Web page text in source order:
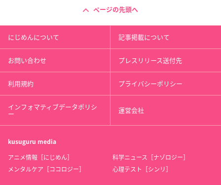
ページの先頭へ
にじめんについて 記事掲載について
お問い合わせ プレスリリース送付先
利用規約 プライバシーポリシー
インフォマティブデータポリシ
ー 運営会社
kusuguru media
アニメ情報［にじめん］
科学ニュース［ナゾロジー］
メンタルケア［ココロジー］
心理テスト［シンリ］